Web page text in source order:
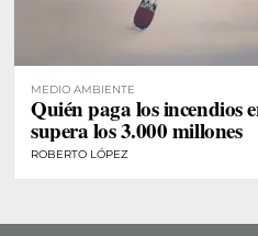
MEDIO AMBIENTE
Quién paga los incendios
supera los 3.000 millones
ROBERTO LÓPEZ